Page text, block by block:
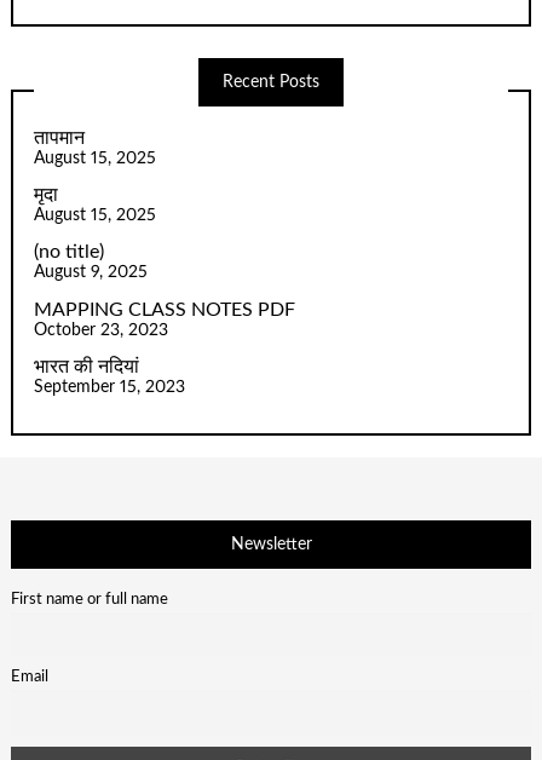
Recent Posts
तापमान
August 15, 2025
मृदा
August 15, 2025
(no title)
August 9, 2025
MAPPING CLASS NOTES PDF
October 23, 2023
भारत की नदियां
September 15, 2023
Newsletter
First name or full name
Email